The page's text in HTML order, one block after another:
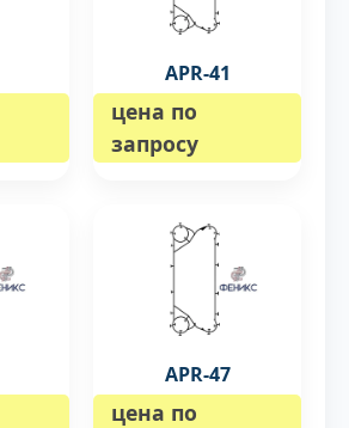
APR-41
цена по
запросу
APR-47
цена по